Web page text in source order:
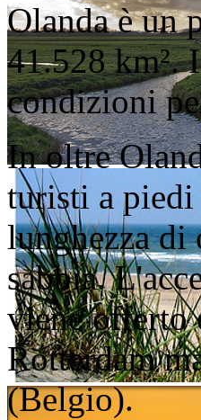
Olanda è un
41.528 km².
condizioni
In oltre
turisti a piedi
lunghezza di
sabbia.
viene offerto
Rotterdam
(Belgio).